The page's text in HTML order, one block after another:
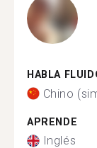
HABLA
Chino
APRENDE
Inglés